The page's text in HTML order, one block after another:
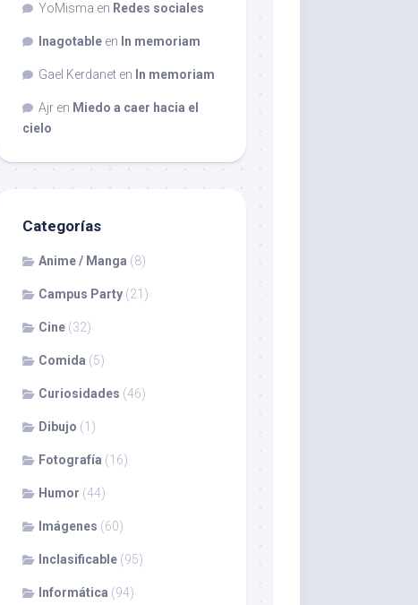
YoMisma en Redes sociales
Inagotable en In memoriam
Gael Kerdanet en In memoriam
Ajr en Miedo a caer hacia el
cielo
Categorías
Anime / Manga (8)
Campus Party (21)
Cine (32)
Comida (5)
Curiosidades (46)
Dibujo (1)
Fotografía (16)
Humor (44)
Imágenes (60)
Inclasificable (95)
Informática (94)